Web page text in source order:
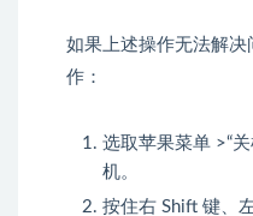
如果上述操作无法解
作：
选取苹果菜单 >“
机。
按住右 Shift 键、